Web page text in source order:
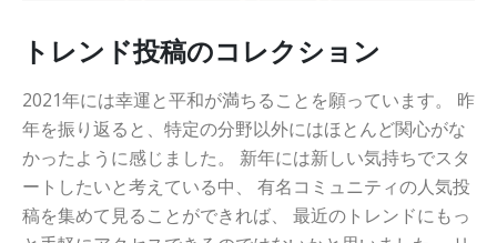
トレンド投稿のコレクション
2021年には幸運と平和が満ちることを願っています。 昨
年を振り返ると、特定の分野以外にはほとんど関心がな
かったように感じました。 新年には新しい気持ちでスタ
ートしたいと考えている中、 有名コミュニティの人気投
稿を集めて見ることができれば、 最近のトレンドにもっ